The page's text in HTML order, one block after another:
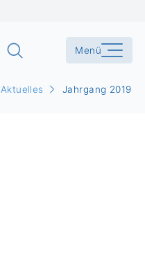
Menü
Aktuelles Jahrgang 2019: